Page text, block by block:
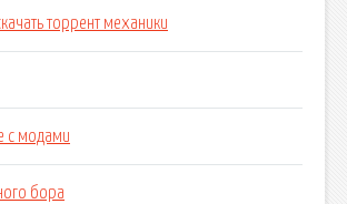
торрент механики
с модами
бора